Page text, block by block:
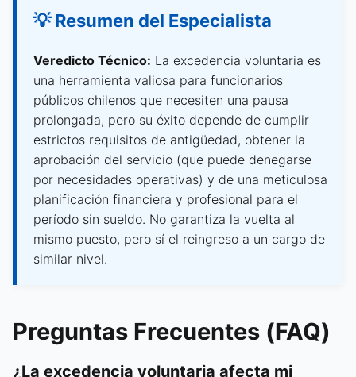
💡 Resumen del Especialista
Veredicto Técnico: La excedencia voluntaria es
una herramienta valiosa para funcionarios
públicos chilenos que necesiten una pausa
prolongada, pero su éxito depende de cumplir
estrictos requisitos de antigüedad, obtener la
aprobación del servicio (que puede denegarse
por necesidades operativas) y de una meticulosa
planificación financiera y profesional para el
período sin sueldo. No garantiza la vuelta al
mismo puesto, pero sí el reingreso a un cargo de
similar nivel.
Preguntas Frecuentes (FAQ)
¿La excedencia voluntaria afecta mi